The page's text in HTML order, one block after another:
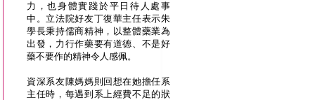
力，也身體實踐於平日待人處事
中。立法院好友丁復華主任表示朱
學長秉持儒商精神，以整體藥業為
出發，力行作藥要有道德、不是好
藥不要作的精神令人感佩。
資深系友陳媽媽則回想在她擔任系
主任時，每遇到系上經費不足的狀